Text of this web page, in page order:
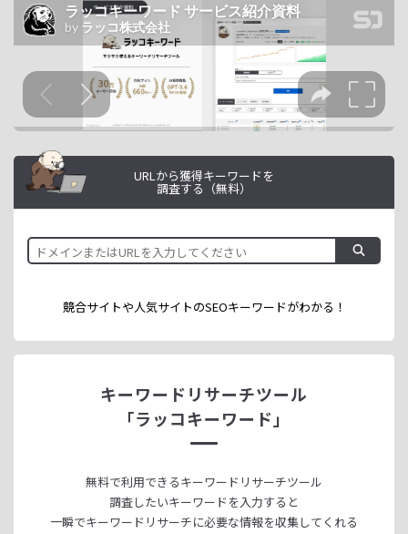
URLから獲得キーワードを
調査する（無料）
競合サイトや人気サイトのSEOキーワードがわかる！
キーワードリサーチツール
「ラッコキーワード」
無料で利用できるキーワードリサーチツール
調査したいキーワードを入力すると
一瞬でキーワードリサーチに必要な情報を収集してくれる